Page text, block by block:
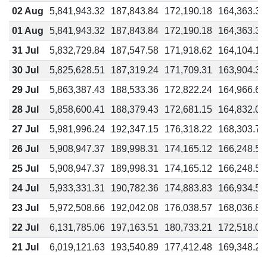
02 Aug 5,841,943.32 187,843.84 172,190.18
164,363.36
01 Aug
5,841,943.32 187,843.84 172,190.18
164,363.36
31 Jul
5,832,729.84 187,547.58 171,918.62
164,104.14
30 Jul
5,825,628.51 187,319.24 171,709.31
163,904.34
29 Jul
5,863,387.43 188,533.36 172,822.24
164,966.69
28 Jul
5,858,600.41 188,379.43 172,681.15
164,832.01
27 Jul
5,981,996.24 192,347.15 176,318.22
168,303.75
26 Jul
5,908,947.37 189,998.31 174,165.12
166,248.52
25 Jul
5,908,947.37 189,998.31 174,165.12
166,248.52
24 Jul
5,933,331.31 190,782.36 174,883.83
166,934.56
23 Jul
5,972,508.66 192,042.08 176,038.57
168,036.82
22 Jul
6,131,785.06 197,163.51 180,733.21
172,518.07
21 Jul
6,019,121.63 193,540.89 177,412.48
169,348.28